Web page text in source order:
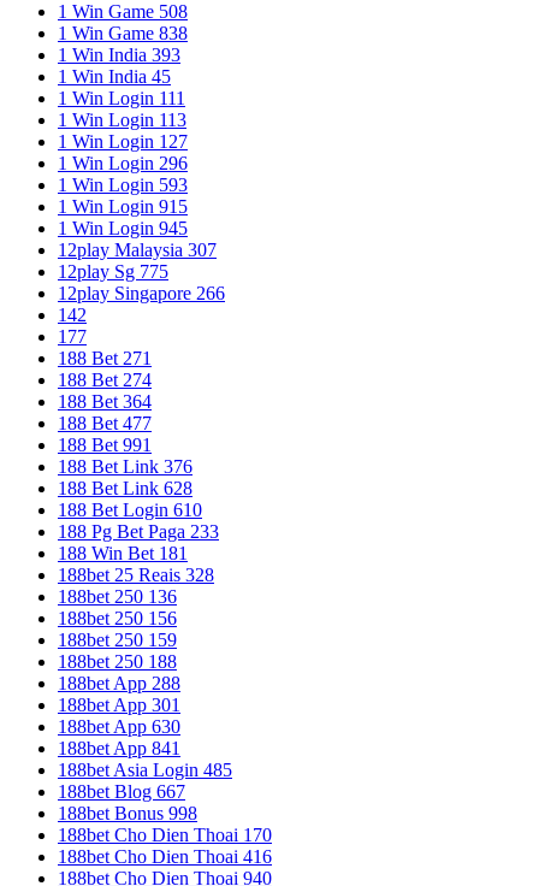
1 Win Game 508
1 Win Game 838
1 Win India 393
1 Win India 45
1 Win Login 111
1 Win Login 113
1 Win Login 127
1 Win Login 296
1 Win Login 593
1 Win Login 915
1 Win Login 945
12play Malaysia 307
12play Sg 775
12play Singapore 266
142
177
188 Bet 271
188 Bet 274
188 Bet 364
188 Bet 477
188 Bet 991
188 Bet Link 376
188 Bet Link 628
188 Bet Login 610
188 Pg Bet Paga 233
188 Win Bet 181
188bet 25 Reais 328
188bet 250 136
188bet 250 156
188bet 250 159
188bet 250 188
188bet App 288
188bet App 301
188bet App 630
188bet App 841
188bet Asia Login 485
188bet Blog 667
188bet Bonus 998
188bet Cho Dien Thoai 170
188bet Cho Dien Thoai 416
188bet Cho Dien Thoai 940